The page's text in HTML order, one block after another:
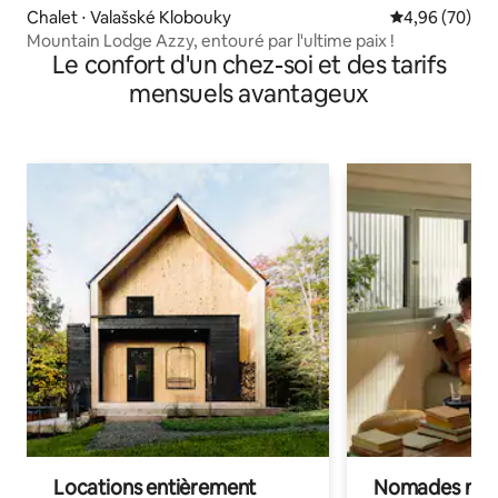
Chalet ⋅ Valašské Klobouky Évaluation
4,96 (70)
Mountain Lodge Azzy, entouré par l'ultime paix !
Le confort d'un chez-soi et des tarifs
mensuels avantageux
Locations entièrement Nomades